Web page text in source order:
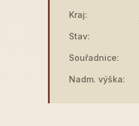
Kraj:
Stav:
Souřadnice:
Nadm. výška: